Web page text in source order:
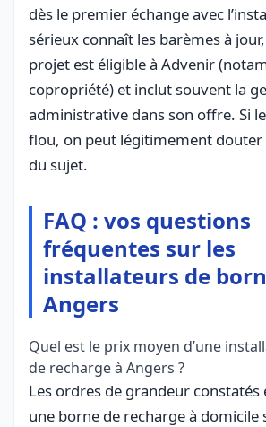
dès le premier échange avec
sérieux connaît les barèmes à
projet est éligible à Advenir
copropriété) et inclut souvent la
administrative dans son offre. Si
flou, on peut légitimement douter
du sujet.
FAQ : vos questions
fréquentes sur les
installateurs de
Angers
Quel est le prix moyen d’une
de recharge à Angers ?
Les ordres de grandeur constatés
une borne de recharge à domicile